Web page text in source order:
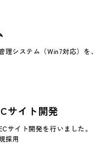
システム（Win7対応）を、
サイト開発
サイト開発を行いました。
採用